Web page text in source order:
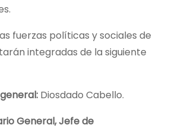
fuerzas políticas y sociales de
integradas de la siguiente
Diosdado Cabello.
General, Jefe de